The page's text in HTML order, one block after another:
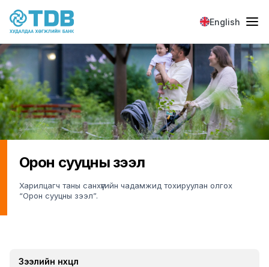
Skip to main content
English
Орон сууцны зээл
Харилцагч таны санхүүгийн чадамжид тохируулан олгох
“Орон сууцны зээл”.
Зээлийн нөхцөл